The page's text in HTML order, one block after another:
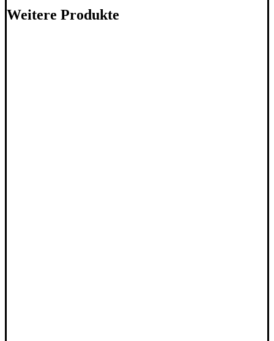
Weitere Produkte